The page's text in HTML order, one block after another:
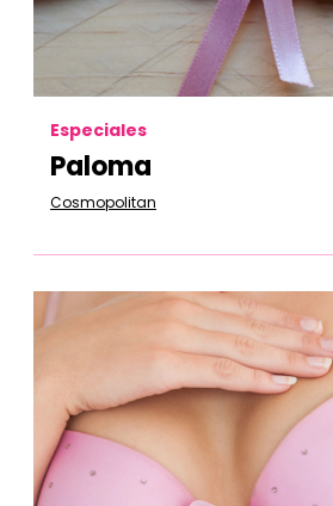
Especiales
Paloma
Cosmopolitan